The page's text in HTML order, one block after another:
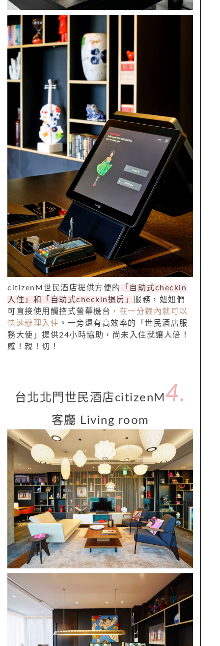
citizenM世民酒店提供方便的
「自助式checkin
入住」和「自助式checkin退房」 服務，妞妞們
可直接使用觸控式螢幕機台 ，在一分鐘內就可以
快速辦理入住 。一旁還有高效率的「世民酒店服
務大使」提供24小時協助，尚未入住就讓人倍！
感！親！切！
台北北門世民酒店citizenM 4.
客廳 Living room